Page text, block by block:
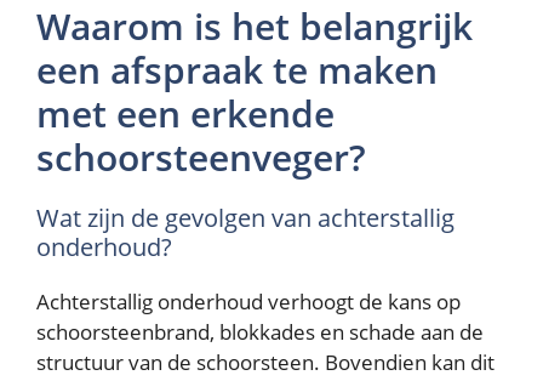
Waarom is het belangrijk
een afspraak te maken
met een erkende
schoorsteenveger?
Wat zijn de gevolgen van achterstallig
onderhoud?
Achterstallig onderhoud verhoogt de kans op
schoorsteenbrand, blokkades en schade aan de
structuur van de schoorsteen. Bovendien kan dit